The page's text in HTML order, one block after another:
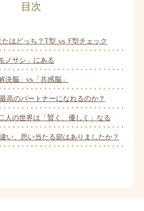
目次
たはどっち？T型 vs F型チェック
ノサシ」にある
決脳」vs「共感脳」
高のパートナーになれるのか？
人の世界は「賢く、優しく」なる
い、思い当たる節はありましたか？